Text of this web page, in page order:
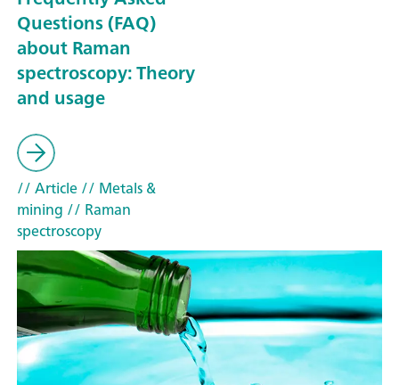
Questions (FAQ)
about Raman
spectroscopy: Theory
and usage
// Article// Metals &
mining // Raman
spectroscopy